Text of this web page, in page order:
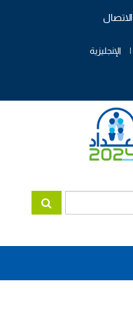
الاتصال
الإنجليزية